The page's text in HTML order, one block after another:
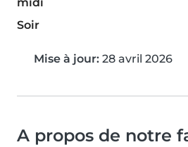
Soir
Mise à jour: 28 avril 2026
A propos de notre